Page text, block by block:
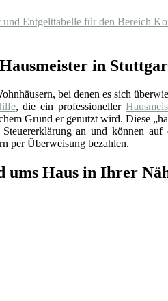
Entgelttabelle für den Bereich
in
bei denen es sich
, die ein professioneller
Grund er genutzt wird. Diese
an und können auf
per Überweisung bezahlen.
ums Haus in Ihrer